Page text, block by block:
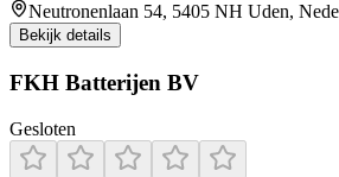
Neutronenlaan 54, 5405 NH Uden,
Bekijk details
FKH Batterijen BV
Gesloten